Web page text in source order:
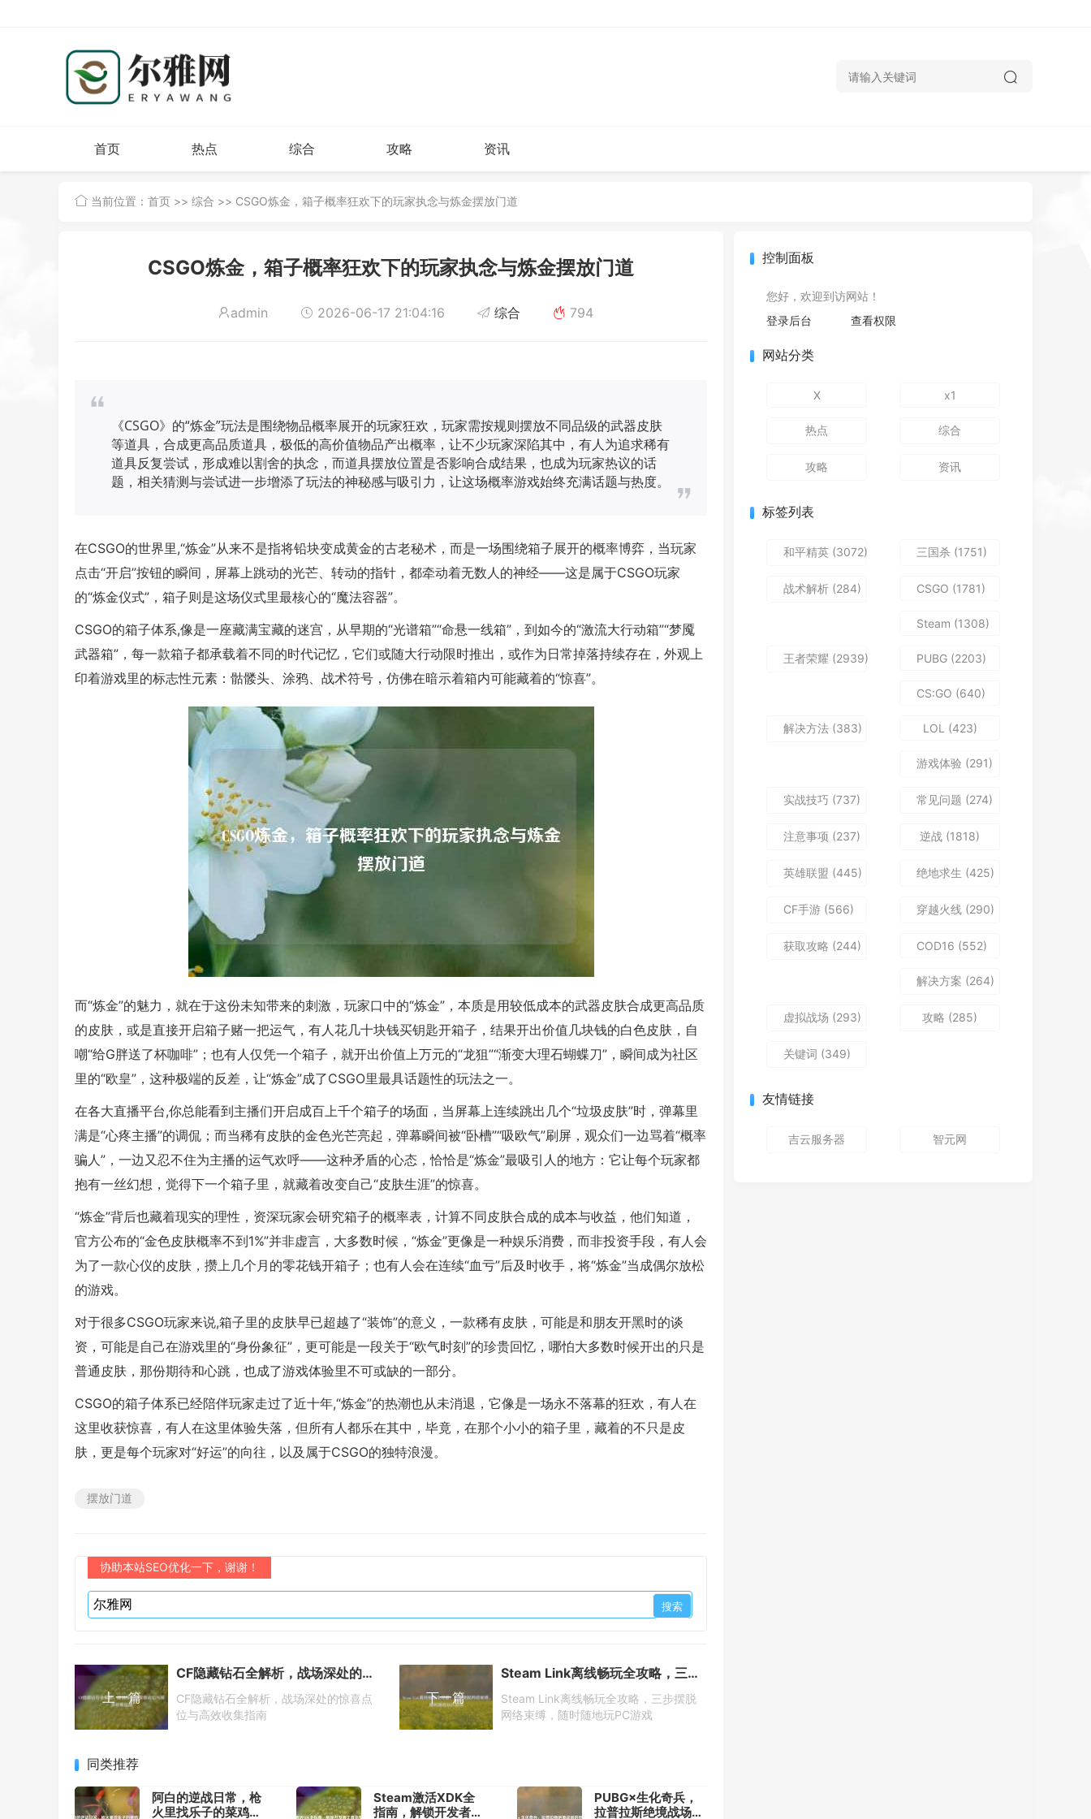
首页 热点 综合 攻略 资讯
当前位置： 首页 >> 综合 >> CSGO炼金，箱子概率狂欢下的玩家执念与炼金摆放门道
CSGO炼金，箱子概率狂欢下的玩家执念与炼金摆放门道
admin 2026-06-17 21:04:16 综合 794
《CSGO》的“炼金”玩法是围绕物品概率展开的玩家狂欢，玩家需按规则摆放不同品级的武器皮肤
等道具，合成更高品质道具，极低的高价值物品产出概率，让不少玩家深陷其中，有人为追求稀有
道具反复尝试，形成难以割舍的执念，而道具摆放位置是否影响合成结果，也成为玩家热议的话
题，相关猜测与尝试进一步增添了玩法的神秘感与吸引力，让这场概率游戏始终充满话题与热度。
在CSGO的世界里,“炼金”从来不是指将铅块变成黄金的古老秘术，而是一场围绕箱子展开的概率博弈，当玩家
点击“开启”按钮的瞬间，屏幕上跳动的光芒、转动的指针，都牵动着无数人的神经——这是属于CSGO玩家
的“炼金仪式”，箱子则是这场仪式里最核心的“魔法容器”。
CSGO的箱子体系,像是一座藏满宝藏的迷宫，从早期的“光谱箱”“命悬一线箱”，到如今的“激流大行动箱”“梦魇
武器箱”，每一款箱子都承载着不同的时代记忆，它们或随大行动限时推出，或作为日常掉落持续存在，外观上
印着游戏里的标志性元素：骷髅头、涂鸦、战术符号，仿佛在暗示着箱内可能藏着的“惊喜”。
而“炼金”的魅力，就在于这份未知带来的刺激，玩家口中的“炼金”，本质是用较低成本的武器皮肤合成更高品质
的皮肤，或是直接开启箱子赌一把运气，有人花几十块钱买钥匙开箱子，结果开出价值几块钱的白色皮肤，自
嘲“给G胖送了杯咖啡”；也有人仅凭一个箱子，就开出价值上万元的“龙狙”“渐变大理石蝴蝶刀”，瞬间成为社区
里的“欧皇”，这种极端的反差，让“炼金”成了CSGO里最具话题性的玩法之一。
在各大直播平台,你总能看到主播们开启成百上千个箱子的场面，当屏幕上连续跳出几个“垃圾皮肤”时，弹幕里
满是“心疼主播”的调侃；而当稀有皮肤的金色光芒亮起，弹幕瞬间被“卧槽”“吸欧气”刷屏，观众们一边骂着“概率
骗人”，一边又忍不住为主播的运气欢呼——这种矛盾的心态，恰恰是“炼金”最吸引人的地方：它让每个玩家都
抱有一丝幻想，觉得下一个箱子里，就藏着改变自己“皮肤生涯”的惊喜。
“炼金”背后也藏着现实的理性，资深玩家会研究箱子的概率表，计算不同皮肤合成的成本与收益，他们知道，
官方公布的“金色皮肤概率不到1%”并非虚言，大多数时候，“炼金”更像是一种娱乐消费，而非投资手段，有人会
为了一款心仪的皮肤，攒上几个月的零花钱开箱子；也有人会在连续“血亏”后及时收手，将“炼金”当成偶尔放松
的游戏。
对于很多CSGO玩家来说,箱子里的皮肤早已超越了“装饰”的意义，一款稀有皮肤，可能是和朋友开黑时的谈
资，可能是自己在游戏里的“身份象征”，更可能是一段关于“欧气时刻”的珍贵回忆，哪怕大多数时候开出的只是
普通皮肤，那份期待和心跳，也成了游戏体验里不可或缺的一部分。
CSGO的箱子体系已经陪伴玩家走过了近十年,“炼金”的热潮也从未消退，它像是一场永不落幕的狂欢，有人在
这里收获惊喜，有人在这里体验失落，但所有人都乐在其中，毕竟，在那个小小的箱子里，藏着的不只是皮
肤，更是每个玩家对“好运”的向往，以及属于CSGO的独特浪漫。
摆放门道
协助本站SEO优化一下，谢谢！
上一篇
CF隐藏钻石全解析，战场深处的惊喜点位与高效收集指南
CF隐藏钻石全解析，战场深处的惊喜点
位与高效收集指南
下一篇
Steam Link离线畅玩全攻略，三步摆脱网络束缚，随时随地玩PC游戏
Steam Link离线畅玩全攻略，三步摆脱
网络束缚，随时随地玩PC游戏
同类推荐
阿白的逆战日常，枪
火里找乐子的菜鸡大
Steam激活XDK全
指南，解锁开发者工
PUBG×生化奇兵，
拉普拉斯绝境战场的
控制面板
您好，欢迎到访网站！
登录后台
查看权限
网站分类
X x1
热点 综合
攻略 资讯
标签列表
和平精英 (3072) 三国杀 (1751)
战术解析 (284) CSGO (1781)
Steam (1308)
王者荣耀 (2939) PUBG (2203)
CS:GO (640)
解决方法 (383) LOL (423)
游戏体验 (291)
实战技巧 (737) 常见问题 (274)
注意事项 (237) 逆战 (1818)
英雄联盟 (445) 绝地求生 (425)
CF手游 (566) 穿越火线 (290)
获取攻略 (244) COD16 (552)
解决方案 (264)
虚拟战场 (293) 攻略 (285)
关键词 (349)
友情链接
吉云服务器 智元网